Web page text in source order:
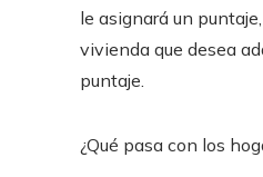
le asignará un
vivienda que desea
puntaje.
¿Qué pasa con los